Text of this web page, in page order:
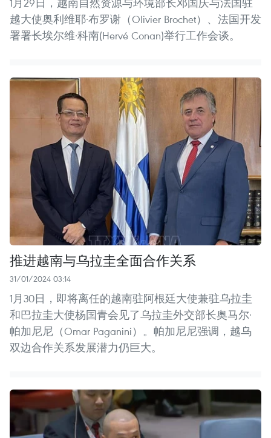
越大使奥利维耶·布罗谢（Olivier Brochet）、法国开发
署署长埃尔维·科南(Hervé Conan)举行工作会谈。
推进越南与乌拉圭全面合作关系
31/01/2024 03:14
1月30日，即将离任的越南驻阿根廷大使兼驻乌拉圭
和巴拉圭大使杨国青会见了乌拉圭外交部长奥马尔·
帕加尼尼（Omar Paganini）。帕加尼尼强调，越乌
双边合作关系发展潜力仍巨大。